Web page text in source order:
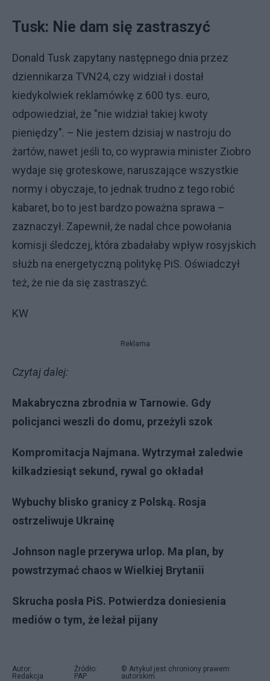
Tusk: Nie dam się zastraszyć
Donald Tusk zapytany następnego dnia przez
dziennikarza TVN24, czy widział i dostał
kiedykolwiek reklamówkę z 600 tys. euro,
odpowiedział, że "nie widział takiej kwoty
pieniędzy". – Nie jestem dzisiaj w nastroju do
żartów, nawet jeśli to, co wyprawia minister Ziobro
wydaje się groteskowe, naruszające wszystkie
normy i obyczaje, to jednak trudno z tego robić
kabaret, bo to jest bardzo poważna sprawa –
zaznaczył. Zapewnił, że nadal chce powołania
komisji śledczej, która zbadałaby wpływ rosyjskich
służb na energetyczną politykę PiS. Oświadczył
też, że nie da się zastraszyć.
KW
Reklama
Czytaj dalej:
Makabryczna zbrodnia w Tarnowie. Gdy
policjanci weszli do domu, przeżyli szok
Kompromitacja Najmana. Wytrzymał zaledwie
kilkadziesiąt sekund, rywal go okładał
Wybuchy blisko granicy z Polską. Rosja
ostrzeliwuje Ukrainę
Johnson nagle przerywa urlop. Ma plan, by
powstrzymać chaos w Wielkiej Brytanii
Skrucha posła PiS. Potwierdza doniesienia
mediów o tym, że leżał pijany
Autor:
Redakcja
Źródło:
PAP
© Artykuł jest chroniony prawem
autorskim.